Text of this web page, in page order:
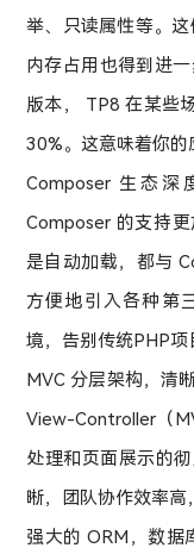
举、只读属性等。这
内存占用也得到进
版本， TP8 在某些
30%。这意味着你的
Composer 生态
Composer 的支持
是自动加载，都与
方便地引入各种第
境，告别传统PHP项
MVC 分层架构，清
View-Controller（
处理和页面展示的
晰，团队协作效率高
强大的 ORM，数据